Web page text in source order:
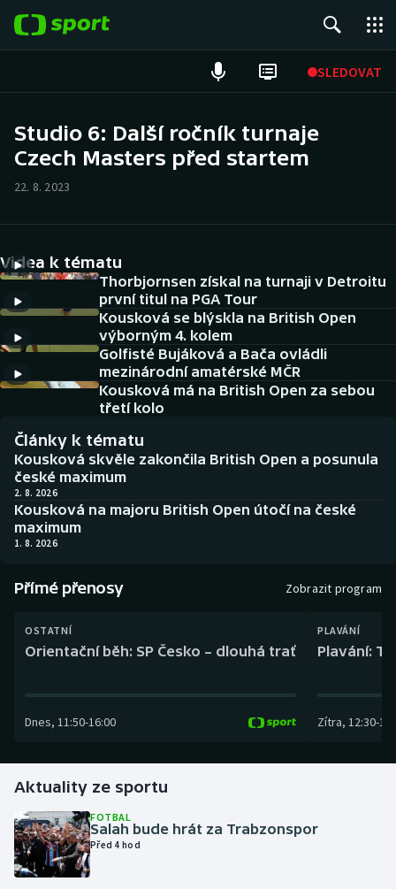
SLEDOVAT
Hokej
Cyklistika
DALŠÍ SPORTY
Americký fotbal
Baseball a softbal
Basketbal
Biatlon
Boby a skeleton
Box
Curling
Golf
Gymnastika
Házená
NEPŘEHLÉDNĚTE
Historické návraty
Aplikace ČT sport
AZ kvíz
Studio 6: Další ročník turnaje
Czech Masters před startem
22. 8. 2023
Videa k tématu
Thorbjornsen získal na turnaji v Detroitu
první titul na PGA Tour
Kousková se blýskla na British Open
výborným 4. kolem
Golfisté Bujáková a Bača ovládli
mezinárodní amatérské MČR
Kousková má na British Open za sebou
třetí kolo
Články k tématu
Kousková skvěle zakončila British Open a posunula
české maximum
2. 8. 2026
Kousková na majoru British Open útočí na české
maximum
1. 8. 2026
Přímé přenosy Zobrazit program
OSTATNÍ
Orientační běh: SP Česko – dlouhá trať
Dnes, 11:50-16:00
PLAVÁNÍ
Plavání:
Zítra, 12:30-
Aktuality ze sportu
FOTBAL
Salah bude hrát za Trabzonspor
Před 4 hod